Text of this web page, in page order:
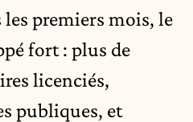
premiers mois, le
fort : plus de
licenciés,
publiques, et